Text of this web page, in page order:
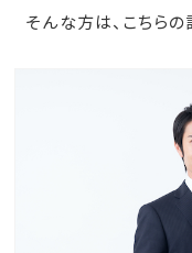
そんな方は、こちら